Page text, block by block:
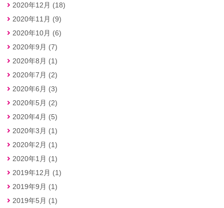
2020年12月 (18)
2020年11月 (9)
2020年10月 (6)
2020年9月 (7)
2020年8月 (1)
2020年7月 (2)
2020年6月 (3)
2020年5月 (2)
2020年4月 (5)
2020年3月 (1)
2020年2月 (1)
2020年1月 (1)
2019年12月 (1)
2019年9月 (1)
2019年5月 (1)